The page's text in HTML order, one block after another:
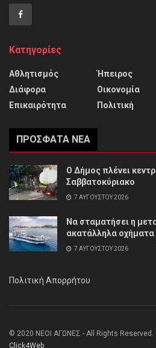
Κατηγορίες
Αθλητισμός
Διάφορα
Επικαιρότητα
Ήπειρος
Οικονομία
Πολιτική
ΠΡΌΣΦΑΤΑ ΝΈΑ
Ο Δήμος πλένει
Σαββατοκύριακο
7 ΑΥΓΟΎΣΤΟΥ 2026
Να σταματήσει η
ακατάλληλα
7 ΑΥΓΟΎΣΤΟΥ 2026
Πολιτική Απορρήτου
© 2020 ΝΕΟΙ ΑΓΩΝΕΣ - All Rights Reserved.
Click4Web